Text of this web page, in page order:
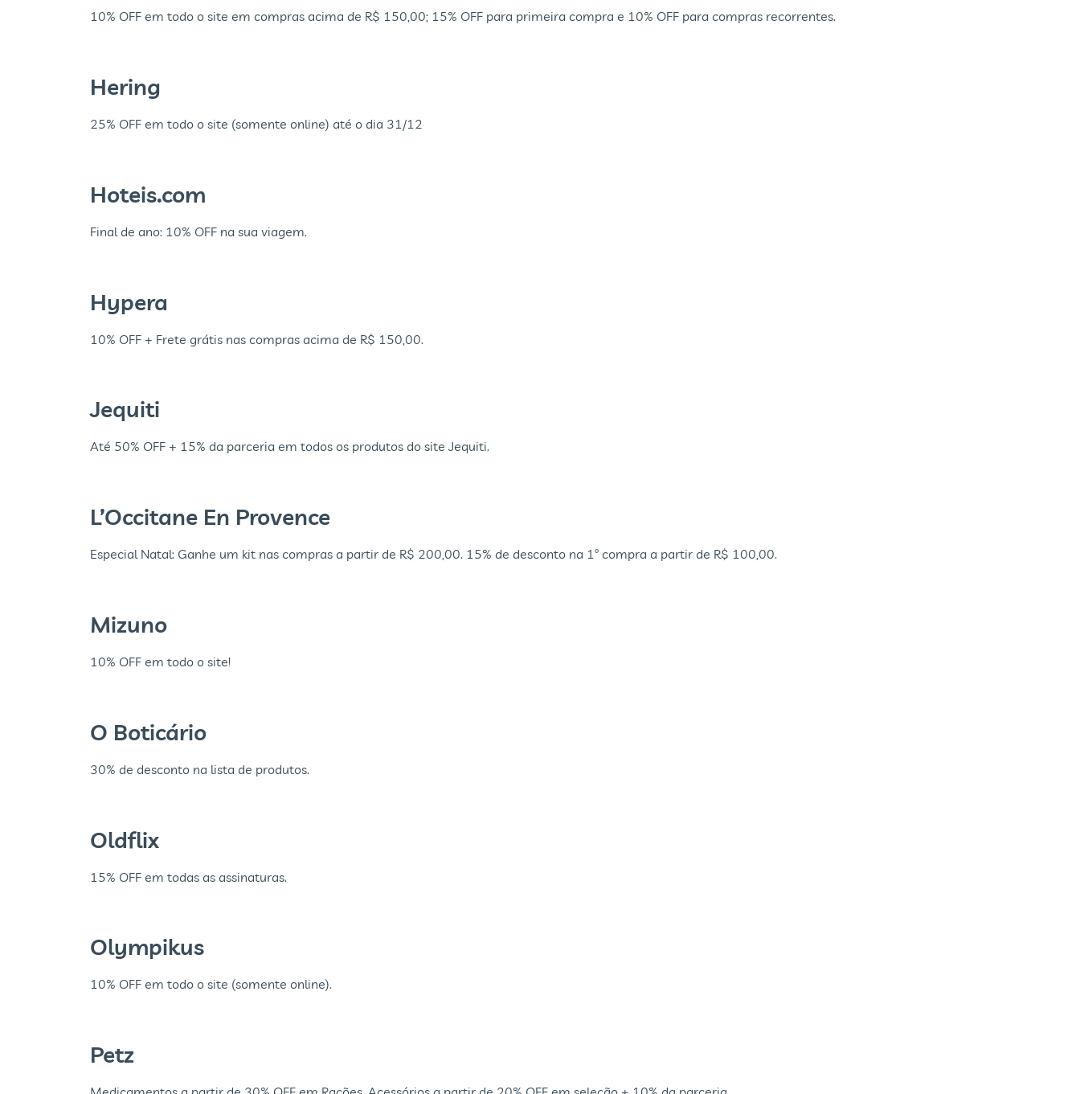
10% OFF em todo o site em compras acima de R$ 150,00; 15% OFF para primeira compra e 10% OFF para compras recorrentes.
Hering
25% OFF em todo o site (somente online) até o dia 31/12
Hoteis.com
Final de ano: 10% OFF na sua viagem.
Hypera
10% OFF + Frete grátis nas compras acima de R$ 150,00.
Jequiti
Até 50% OFF + 15% da parceria em todos os produtos do site Jequiti.
L’Occitane En Provence
Especial Natal: Ganhe um kit nas compras a partir de R$ 200,00. 15% de desconto na 1º compra a partir de R$ 100,00.
Mizuno
10% OFF em todo o site!
O Boticário
30% de desconto na lista de produtos.
Oldflix
15% OFF em todas as assinaturas.
Olympikus
10% OFF em todo o site (somente online).
Petz